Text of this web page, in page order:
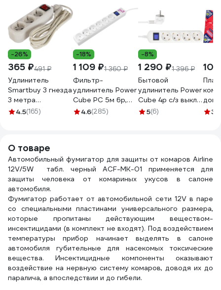
-26%
365 ₽491 ₽
Удлинитель
Smartbuy 3 гнезда
3 метра
16А/3,5кВт с выкл.
4.5(165)
-18%
1 109 ₽1 360 ₽
Фильтр-
удлинитель Power
Cube PC 5м 6р,
бел. 16А/3,5кВт
4.6(285)
-8%
1 290 ₽1 396 ₽
Бытовой
удлинитель Power
Cube 4р с/з выкл.,
3500 вт, 16 а, 5 м
5(6)
дом
02-
3
О товаре
Автомобильный фумигатор для защиты от комаров Airline
12V/5W табл. черный ACF-MK-01 применяется для
защиты человека от комариных укусов в салоне
автомобиля.
Фумигатор работает от автомобильной сети 12V в паре
со специальными пластинами универсального размера,
которые пропитаны действующим веществом-
инсектицидами (в комплект не входят). Под воздействием
температуры прибор начинает выделять в салоне
автомобиля губительные для насекомых токсические
вещества. Инсектицидные компоненты оказывают
воздействие на нервную систему комаров, доводя их до
паралича, а впоследствии и до гибели.